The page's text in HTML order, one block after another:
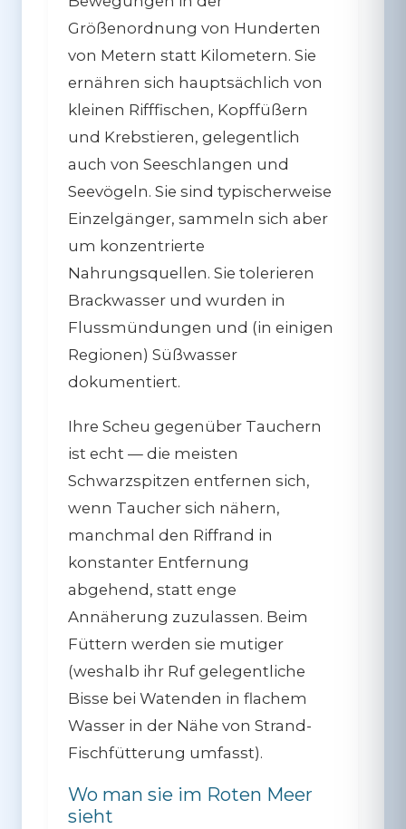
Größenordnung von Hunderten
von Metern statt Kilometern. Sie
ernähren sich hauptsächlich von
kleinen Rifffischen, Kopffüßern
und Krebstieren, gelegentlich
auch von Seeschlangen und
Seevögeln. Sie sind typischerweise
Einzelgänger, sammeln sich aber
um konzentrierte
Nahrungsquellen. Sie tolerieren
Brackwasser und wurden in
Flussmündungen und (in einigen
Regionen) Süßwasser
dokumentiert.
Ihre Scheu gegenüber Tauchern
ist echt — die meisten
Schwarzspitzen entfernen sich,
wenn Taucher sich nähern,
manchmal den Riffrand in
konstanter Entfernung
abgehend, statt enge
Annäherung zuzulassen. Beim
Füttern werden sie mutiger
(weshalb ihr Ruf gelegentliche
Bisse bei Watenden in flachem
Wasser in der Nähe von Strand-
Fischfütterung umfasst).
Wo man sie im Roten Meer
sieht